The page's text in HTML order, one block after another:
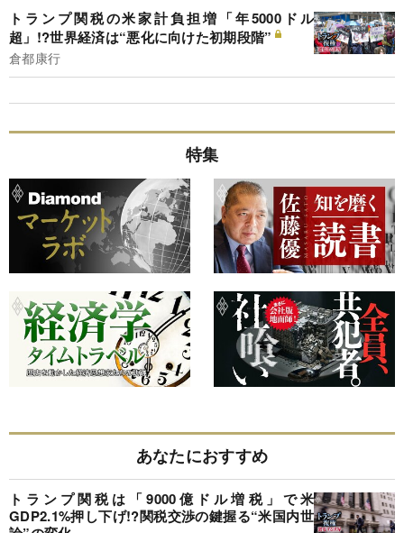
トランプ関税の米家計負担増「年5000ドル
超」!?世界経済は“悪化に向けた初期段階”
倉都康行
特集
あなたにおすすめ
トランプ関税は「9000億ドル増税」で米
GDP2.1%押し下げ!?関税交渉の鍵握る“米国内世